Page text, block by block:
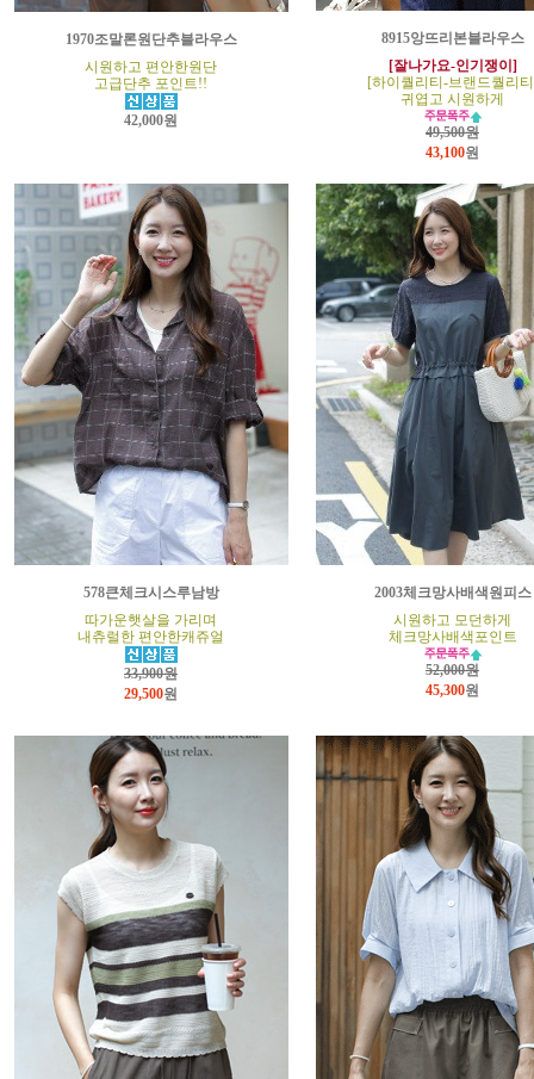
1970조말론원단추블라우스
시원하고 편안한원단
고급단추 포인트!!
42,000원
8915앙뜨리본블라우스
[잘나가요-인기쟁이]
[하이퀄리티-브랜드퀄리
귀엽고 시원하게
49,500원
43,100원
578큰체크시스루남방
따가운햇살을 가리며
내츄럴한 편안한캐쥬얼
33,900원
29,500원
2003체크망사배색원피스
시원하고 모던하게
체크망사배색포인트
52,000원
45,300원